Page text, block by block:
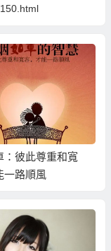
：彼此尊重和寬
一路順風